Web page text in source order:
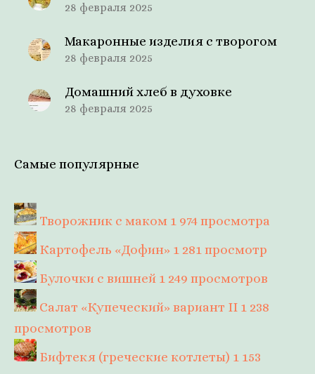
28 февраля 2025
Макаронные изделия с творогом
28 февраля 2025
Домашний хлеб в духовке
28 февраля 2025
Самые популярные
Творожник с маком 1 974 просмотра
Картофель «Дофин» 1 281 просмотр
Булочки с вишней 1 249 просмотров
Салат «Купеческий» вариант II 1 238
просмотров
Бифтекя (греческие котлеты) 1 153